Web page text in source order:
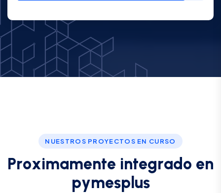
NUESTROS PROYECTOS EN CURSO
Proximamente integrado en
pymesp us